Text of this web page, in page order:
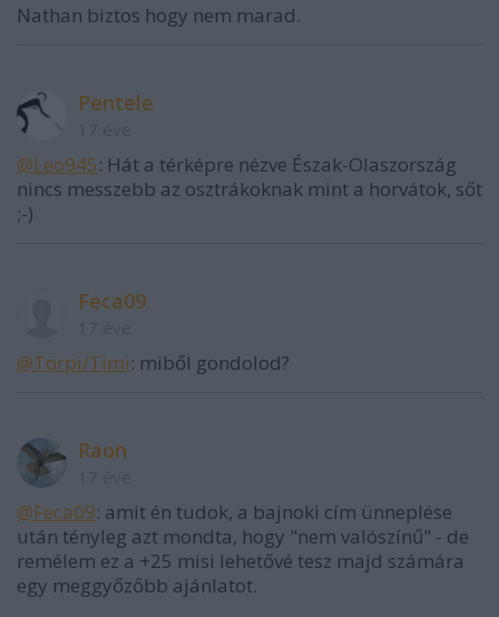
Nathan biztos hogy nem marad.
Pentele
@Leo945: Hát a térképre nézve Észak-Olaszország
nincs messzebb az osztrákoknak mint a horvátok, sőt
;-)
Feca09
@Törpi/Timi: miből gondolod?
Raon
@Feca09: amit én tudok, a bajnoki cím ünneplése
után tényleg azt mondta, hogy "nem valószínű" - de
remélem ez a +25 misi lehetővé tesz majd számára
egy meggyőzőbb ajánlatot.